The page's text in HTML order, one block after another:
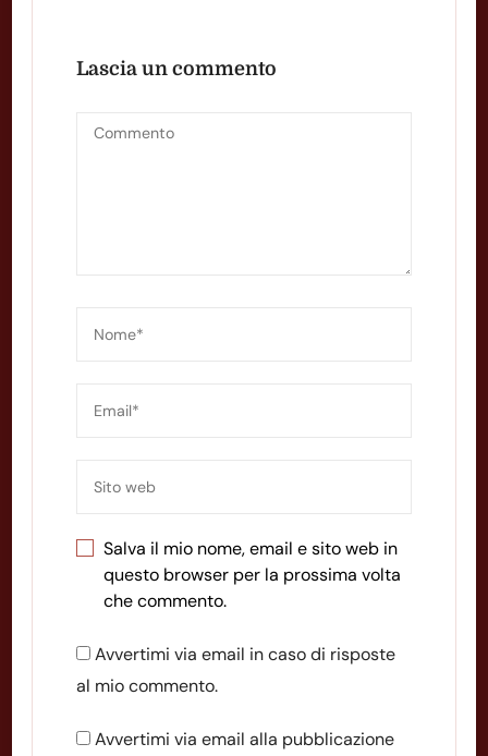
Lascia un commento
Salva il mio nome, email e sito web in
questo browser per la prossima volta
che commento.
Avvertimi via email in caso di risposte
al mio commento.
Avvertimi via email alla pubblicazione